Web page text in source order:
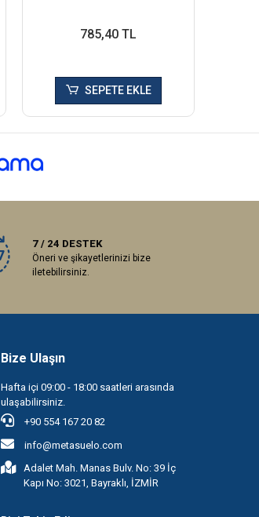
785,40 TL
SEPETE EKLE
7 / 24 DESTEK
Öneri ve şikayetlerinizi bize
iletebilirsiniz.
Bize Ulaşın
Hafta içi 09:00 - 18:00 saatleri arasında
ulaşabilirsiniz.
+90 554 167 20 82
info@metasuelo.com
Adalet Mah. Manas Bulv. No: 39 İç
Kapı No: 3021, Bayraklı, İZMİR